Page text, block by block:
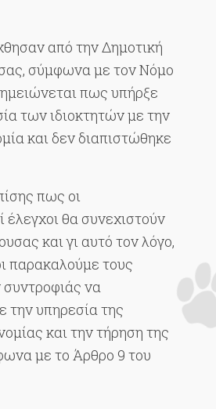
από την Δημοτική
σύμφωνα με τον Νόμο
πως υπήρξε
των ιδιοκτητών με την
και δεν διαπιστώθηκε
πως οι
έλεγχοι θα συνεχιστούν
και γι αυτό τον λόγο,
παρακαλούμε τους
να
την υπηρεσία της
και την τήρηση της
με το Άρθρο 9 του